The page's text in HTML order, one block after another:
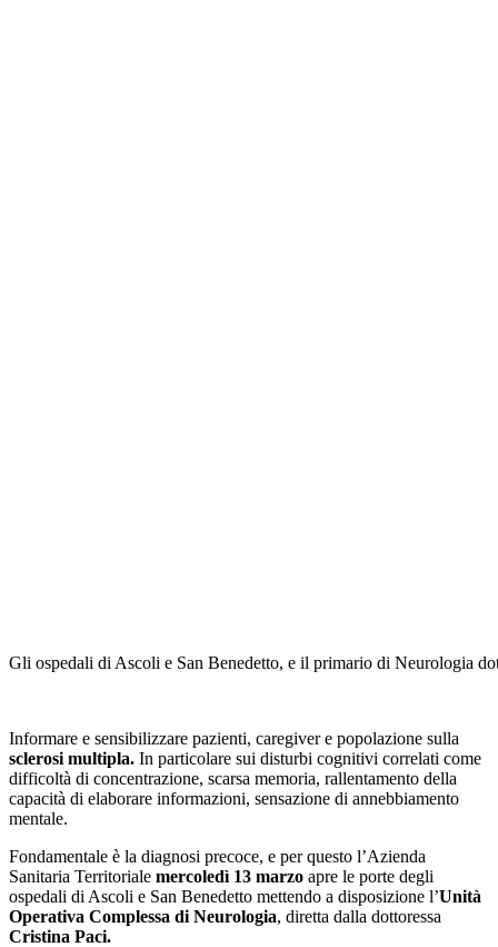
Gli ospedali di Ascoli e San Benedetto, e il primario di Neurologia
Informare e sensibilizzare pazienti, caregiver e popolazione sulla
sclerosi multipla. In particolare sui disturbi cognitivi correlati come
difficoltà di concentrazione, scarsa memoria, rallentamento della
capacità di elaborare informazioni, sensazione di annebbiamento
mentale.
Fondamentale è la diagnosi precoce, e per questo l’Azienda
Sanitaria Territoriale mercoledì 13 marzo apre le porte degli
ospedali di Ascoli e San Benedetto mettendo a disposizione l’Unità
Operativa Complessa di Neurologia, diretta dalla dottoressa
Cristina Paci.